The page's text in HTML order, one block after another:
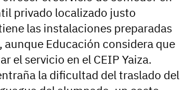
privado localizado justo
las instalaciones preparadas
aunque Educación considera que
el servicio en el CEIP Yaiza.
la dificultad del traslado del